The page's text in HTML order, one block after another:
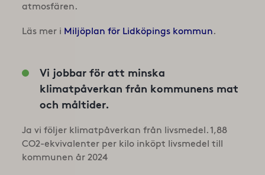
atmosfären.
Läs mer i Miljöplan för Lidköpings kommun.
Vi jobbar för att minska
klimatpåverkan från kommunens mat
och måltider.
Ja vi följer klimatpåverkan från livsmedel. 1,88
CO2-ekvivalenter per kilo inköpt livsmedel till
kommunen år 2024